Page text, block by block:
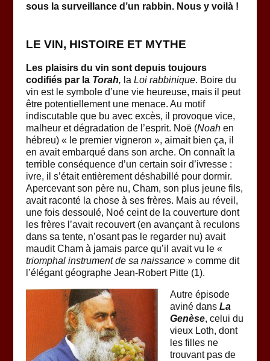
sous la surveillance d’un rabbin. Nous y voilà !
LE VIN, HISTOIRE ET MYTHE
Les plaisirs du vin sont depuis toujours
codifiés par la Torah, la Loi rabbinique. Boire du
vin est le symbole d’une vie heureuse, mais il peut
être potentiellement une menace. Au motif
indiscutable que bu avec excès, il provoque vice,
malheur et dégradation de l’esprit. Noë (Noahen
hébreu) « le premier vigneron », aimait bien ça, il
en avait embarqué dans son arche. On connaît la
terrible conséquence d’un certain soir d’ivresse :
ivre, il s’était entièrement déshabillé pour dormir.
Apercevant son père nu, Cham, son plus jeune fils,
avait raconté la chose à ses frères. Mais au réveil,
une fois dessoulé, Noé ceint de la couverture dont
les frères l’avait recouvert (en avançant à reculons
dans sa tente, n’osant pas le regarder nu) avait
maudit Cham à jamais parce qu’il avait vu le «
triomphal instrument de sa naissance» comme dit
l’élégant géographe Jean-Robert Pitte (1).
Autre épisode
aviné dans La
Genèse, celui du
vieux Loth, dont
les filles ne
trouvant pas de